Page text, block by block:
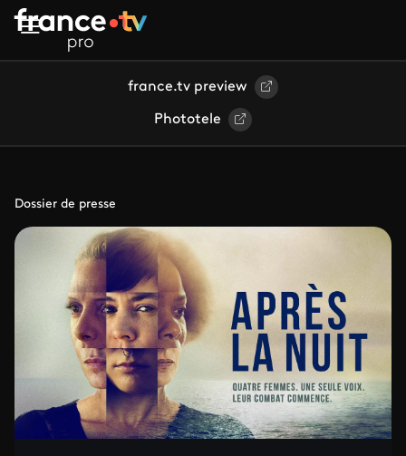
Aller au contenu principal
france.tv preview
Phototele
Dossier de presse